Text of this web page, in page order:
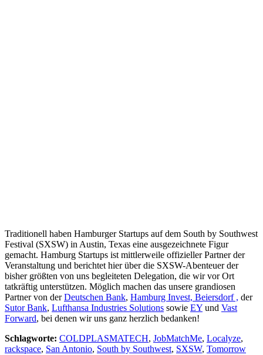
Traditionell haben Hamburger Startups auf dem South by Southwest
Festival (SXSW) in Austin, Texas eine ausgezeichnete Figur
gemacht. Hamburg Startups ist mittlerweile offizieller Partner der
Veranstaltung und berichtet hier über die SXSW-Abenteuer der
bisher größten von uns begleiteten Delegation, die wir vor Ort
tatkräftig unterstützen. Möglich machen das unsere grandiosen
Partner von derDeutschen Bank, Hamburg Invest, Beiersdorf , der
Sutor Bank, Lufthansa Industries Solutions sowie EY und Vast
Forward, bei denen wir uns ganz herzlich bedanken!
Schlagworte: COLDPLASMATECH, JobMatchMe, Localyze,
rackspace, San Antonio, South by Southwest, SXSW, Tomorrow